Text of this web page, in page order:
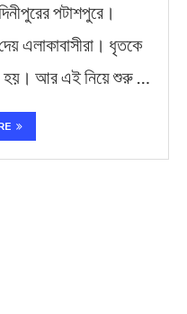
পটাশপুরে।
এলাকাবাসীরা। ধৃতকে
হয়। আর এই নিয়ে শুরু …